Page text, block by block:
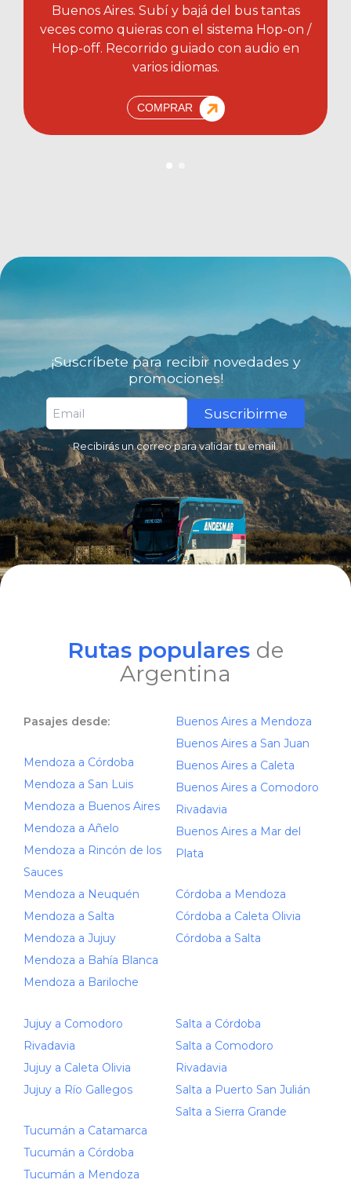
Buenos Aires. Subí y bajá del bus tantas
veces como quieras con el sistema Hop-on /
Hop-off. Recorrido guiado con audio en
varios idiomas.
COMPRAR
¡Suscríbete para recibir novedades y
promociones!
Suscribirme
Recibirás un correo para validar tu email.
Rutas populares de
Argentina
Pasajes desde:
Mendoza a Córdoba
Mendoza a San Luis
Mendoza a Buenos Aires
Mendoza a Añelo
Mendoza a Rincón de los
Sauces
Mendoza a Neuquén
Mendoza a Salta
Mendoza a Jujuy
Mendoza a Bahía Blanca
Mendoza a Bariloche
Buenos Aires a Mendoza
Buenos Aires a San Juan
Buenos Aires a Caleta
Buenos Aires a Comodoro
Rivadavia
Buenos Aires a Mar del
Plata
Córdoba a Mendoza
Córdoba a Caleta Olivia
Córdoba a Salta
Jujuy a Comodoro
Rivadavia
Jujuy a Caleta Olivia
Jujuy a Río Gallegos
Tucumán a Catamarca
Tucumán a Córdoba
Tucumán a Mendoza
Salta a Córdoba
Salta a Comodoro
Rivadavia
Salta a Puerto San Julián
Salta a Sierra Grande